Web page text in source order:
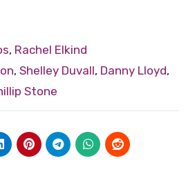
, Rachel Elkind
, Shelley Duvall, Danny Lloyd,
Stone